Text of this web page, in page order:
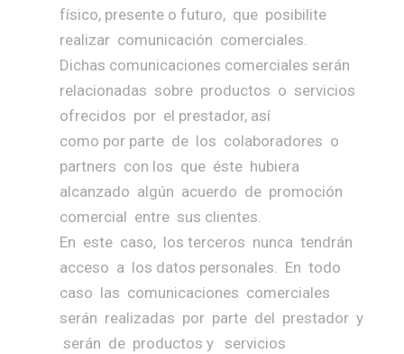
físico, presente o futuro, que posibilite
realizar comunicación comerciales.
Dichas comunicaciones comerciales serán
relacionadas sobre productos o servicios
ofrecidos por el prestador, así
como por parte de los colaboradores o
partners con los que éste hubiera
alcanzado algún acuerdo de promoción
comercial entre sus clientes.
En este caso, los terceros nunca tendrán
acceso a los datos personales. En todo
caso las comunicaciones comerciales
serán realizadas por parte del prestador y
serán de productos y servicios